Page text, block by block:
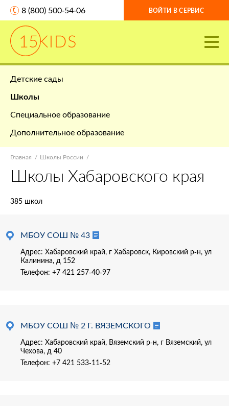
8 (800) 500-54-06 ВОЙТИ В СЕРВИС
Детские сады
Школы
Специальное образование
Дополнительное образование
Главная Школы России
Школы Хабаровского края
385 школ
МБОУ СОШ № 43
Адрес: Хабаровский край, г Хабаровск, Кировский р-н, ул
Калинина, д 152
Телефон: +7 421 257-40-97
МБОУ СОШ № 2 Г. ВЯЗЕМСКОГО
Адрес: Хабаровский край, Вяземский р-н, г Вяземский, ул
Чехова, д 40
Телефон: +7 421 533-11-52